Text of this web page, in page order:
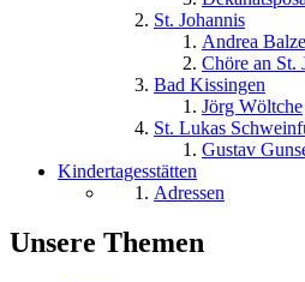
St. Johannis
Andrea
Chöre an St.
Bad Kissingen
Jörg Wöltche
St. Lukas
Gustav
Kindertagesstätten
Adressen
Unsere Themen